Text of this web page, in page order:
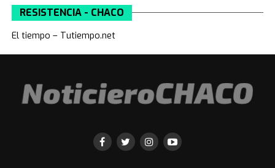
RESISTENCIA - CHACO
El tiempo – Tutiempo.net